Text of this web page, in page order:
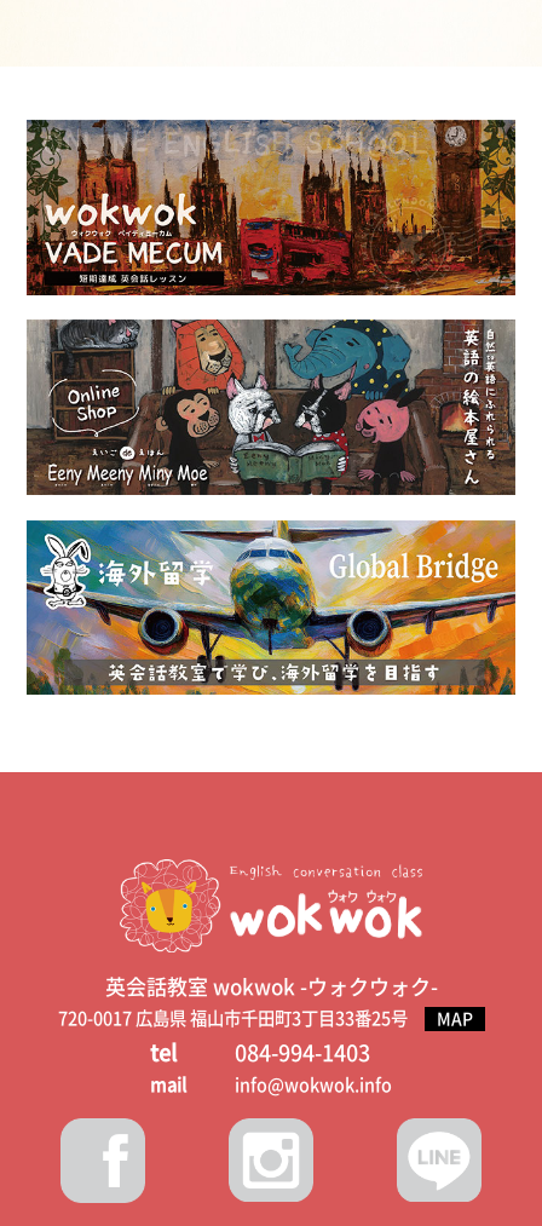
英会話教室 wokwok -ウォクウォク-
720-0017 広島県 福山市千田町3丁目33番25号 MAP
tel 084-994-1403
mail info@wokwok.info